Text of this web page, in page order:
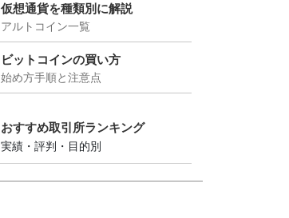
仮想通貨を種類別に解説
アルトコイン一覧
ビットコインの買い方
始め方手順と注意点
おすすめ取引所ランキング
実績・評判・目的別